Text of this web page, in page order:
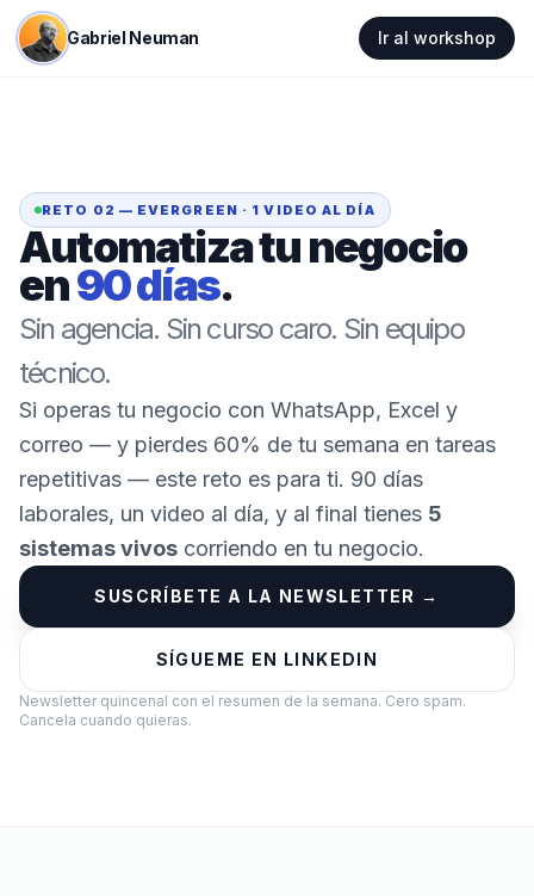
Gabriel Neuman Ir al workshop
RETO 02 — EVERGREEN · 1 VIDEO AL DÍA
Automatiza tu negocio
en90 días.
Sin agencia. Sin curso caro. Sin equipo
técnico.
Si operas tu negocio con WhatsApp, Excel y
correo — y pierdes 60% de tu semana en tareas
repetitivas — este reto es para ti. 90 días
laborales, un video al día, y al final tienes 5
sistemas vivos corriendo en tu negocio.
SUSCRÍBETE A LA NEWSLETTER →
SÍGUEME EN LINKEDIN
Newsletter quincenal con el resumen de la semana. Cero spam.
Cancela cuando quieras.